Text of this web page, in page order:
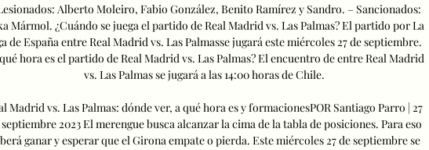
Alberto Moleiro, Fabio González, Benito Ramírez y Sandro. – Sancionados:
Mármol. ¿Cuándo se juega el partido de Real Madrid vs. Las Palmas? El partido por La
de España entre Real Madrid vs. Las Palmasse jugará este miércoles 27 de septiembre.
hora es el partido de Real Madrid vs. Las Palmas? El encuentro de entre Real Madrid
vs. Las Palmas se jugará a las 14:00 horas de Chile.
Madrid vs. Las Palmas: dónde ver, a qué hora es y formacionesPOR Santiago Parro | 27
2023 El merengue busca alcanzar la cima de la tabla de posiciones. Para eso
ganar y esperar que el Girona empate o pierda. Este miércoles 27 de septiembre se